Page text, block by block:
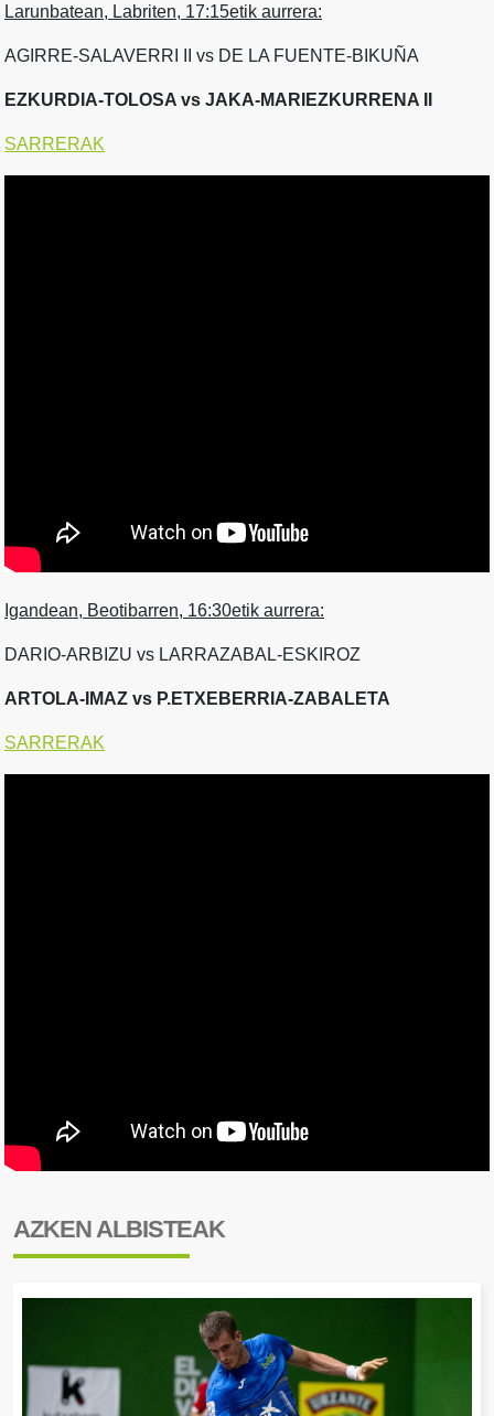
Larunbatean, Labriten, 17:15etik aurrera:
AGIRRE-SALAVERRI II vs DE LA FUENTE-BIKUÑA
EZKURDIA-TOLOSA vs JAKA-MARIEZKURRENA II
SARRERAK
Igandean, Beotibarren, 16:30etik aurrera:
DARIO-ARBIZU vs LARRAZABAL-ESKIROZ
ARTOLA-IMAZ vs P.ETXEBERRIA-ZABALETA
SARRERAK
AZKEN ALBISTEAK